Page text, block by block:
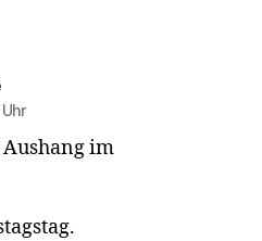
sagt:
im